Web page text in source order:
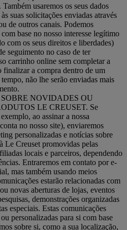
usaremos os seus dados
suas solicitações enviadas através
de outros canais. Podemos
base no nosso interesse legítimo
com os seus direitos e liberdades)
seguimento no caso de ter
carrinho online sem completar a
finalizar a compra dentro de um
não lhe serão enviadas mais
NOVIDADES OU
LE CREUSET. Se
ao assinar a nossa
no nosso site), enviaremos
personalizadas e notícias sobre
Le Creuset promovidas pelas
locais e parceiros, dependendo
Entraremos em contato por e-
mas também usando meios
estarão relacionadas com
novas aberturas de lojas, eventos
demonstrações organizadas
especiais. Estas comunicações
personalizadas para si com base
sobre si, como a sua localização,